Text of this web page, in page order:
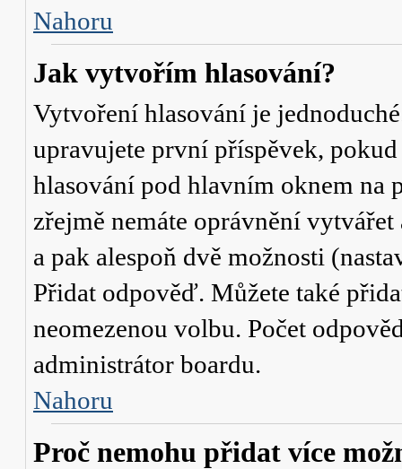
Nahoru
Jak vytvořím hlasování?
Vytvoření hlasování je
upravujete první příspěvek,
hlasování pod hlavním oknem na
zřejmě nemáte oprávnění
a pak alespoň dvě možnosti
Přidat odpověď. Můžete také
neomezenou volbu. Počet
administrátor boardu.
Nahoru
Proč nemohu přidat více